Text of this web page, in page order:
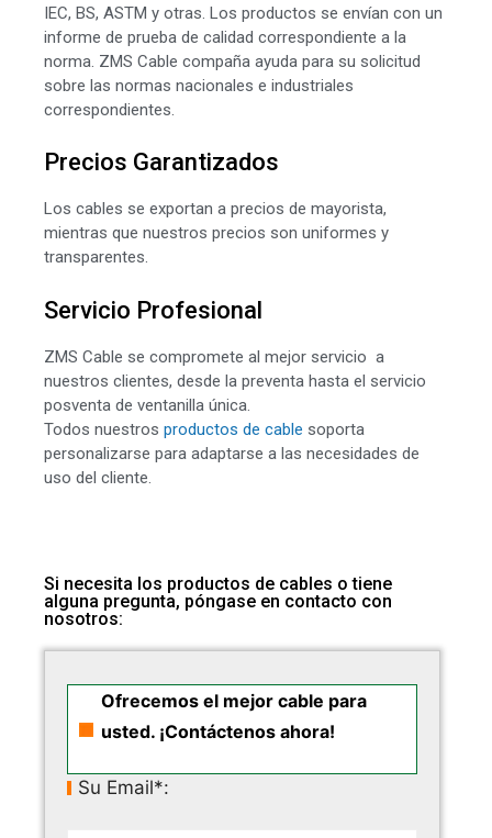
IEC, BS, ASTM y otras. Los productos se envían con un
informe de prueba de calidad correspondiente a la
norma. ZMS Cable compaña ayuda para su solicitud
sobre las normas nacionales e industriales
correspondientes.
Precios Garantizados
Los cables se exportan a precios de mayorista,
mientras que nuestros precios son uniformes y
transparentes.
Servicio Profesional
ZMS Cable se compromete al mejor servicio a
nuestros clientes, desde la preventa hasta el servicio
posventa de ventanilla única.
Todos nuestros productos de cable soporta
personalizarse para adaptarse a las necesidades de
uso del cliente.
Si necesita los productos de cables o tiene
alguna pregunta, póngase en contacto con
nosotros:
Ofrecemos el mejor cable para
usted. ¡Contáctenos ahora!
Su Email*: